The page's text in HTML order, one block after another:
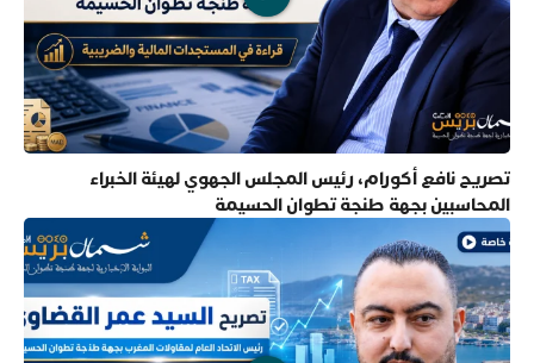
تصريح نافع أكورام، رئيس المجلس الجهوي لهيئة الخبراء
المحاسبين بجهة طنجة تطوان الحسيمة